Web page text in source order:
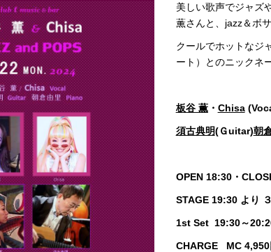
美しい歌声でジャズ
薫さんと、jazz＆ボ
クールでホットなジ
ート）とのニックネ
板谷 薫・ Chisa
須古典明(Ｇuitar)朝
OPEN 18:30・
STAGE 19:30 より
1st Set 19:30～
CHARGE MC 4,950